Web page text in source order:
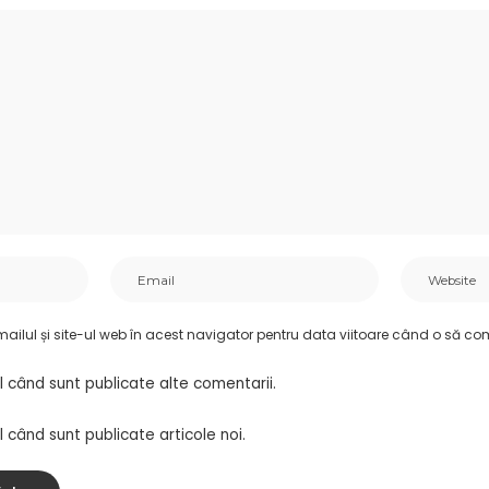
și site-ul web în acest navigator pentru data viitoare când o să
sunt publicate alte comentarii.
sunt publicate articole noi.